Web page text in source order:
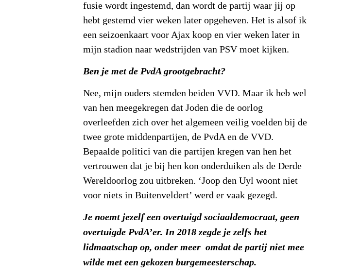
fusie wordt ingestemd, dan wordt de partij waar jij op
hebt gestemd vier weken later opgeheven. Het is alsof ik
een seizoenkaart voor Ajax koop en vier weken later in
mijn stadion naar wedstrijden van PSV moet kijken.
Ben je met de PvdA grootgebracht?
Nee, mijn ouders stemden beiden VVD. Maar ik heb wel
van hen meegekregen dat Joden die de oorlog
overleefden zich over het algemeen veilig voelden bij de
twee grote middenpartijen, de PvdA en de VVD.
Bepaalde politici van die partijen kregen van hen het
vertrouwen dat je bij hen kon onderduiken als de Derde
Wereldoorlog zou uitbreken. ‘Joop den Uyl woont niet
voor niets in Buitenveldert’ werd er vaak gezegd.
Je noemt jezelf een overtuigd sociaaldemocraat, geen
overtuigde PvdA’er. In 2018 zegde je zelfs het
lidmaatschap op, onder meer omdat de partij niet mee
wilde met een gekozen burgemeesterschap.